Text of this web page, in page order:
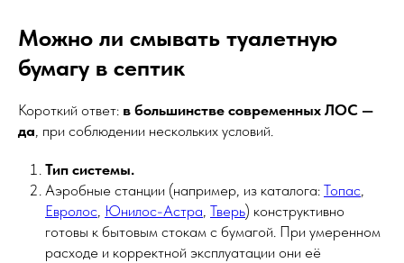
Можно ли смывать туалетную
бумагу в септик
Короткий ответ: в большинстве современных ЛОС —
да, при соблюдении нескольких условий.
Тип системы.
Аэробные станции (например, из каталога: Топас,
Евролос, Юнилос-Астра, Тверь) конструктивно
готовы к бытовым стокам с бумагой. При умеренном
расходе и корректной эксплуатации они её